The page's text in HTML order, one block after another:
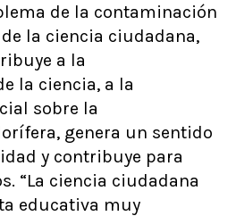
de la contaminación
la ciencia ciudadana,
a la
la ciencia, a la
sobre la
genera un sentido
y contribuye para
“La ciencia ciudadana
educativa muy